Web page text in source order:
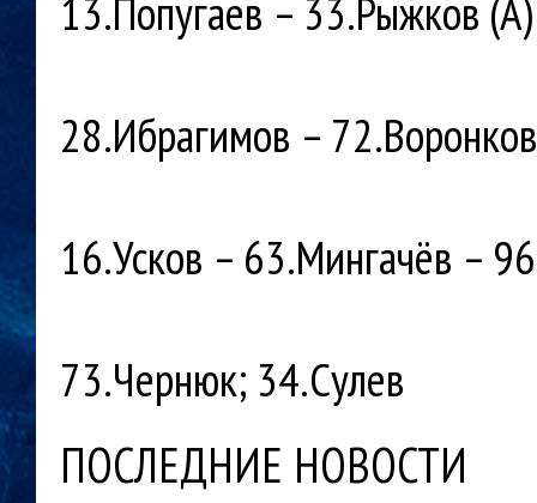
13.Попугаев – 33.Рыжков
28.Ибрагимов – 72.Воронков
16.Усков – 63.Мингачёв –
73.Чернюк; 34.Сулев
ПОСЛЕДНИЕ НОВОСТИ